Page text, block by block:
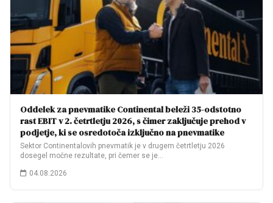
Oddelek za pnevmatike Continental beleži 35-odstotno
rast EBIT v 2. četrtletju 2026, s čimer zaključuje prehod v
podjetje, ki se osredotoča izključno na pnevmatike
Sektor Continentalovih pnevmatik je v drugem četrtletju 2026
dosegel močne rezultate, pri čemer se je…
04.08.2026